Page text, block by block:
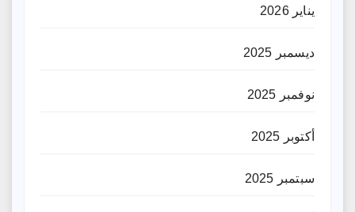
يناير 2026
ديسمبر 2025
نوفمبر 2025
أكتوبر 2025
سبتمبر 2025